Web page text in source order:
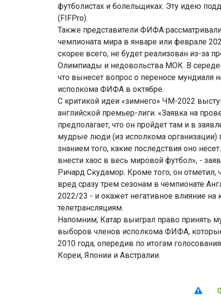
футболистах и болельщиках. Эту идею
(FIFPro).
Также представители ФИФА
чемпионата мира в январе или феврале
скорее всего, не будет реализован из-за
Олимпиады и недовольства МОК. В
что вынесет вопрос о переносе мундиаля
исполкома ФИФА в октябре.
С критикой идеи «зимнего» ЧМ-2022
английской премьер-лиги. «Заявка на
предполагает, что он пройдет там и в
мудрые люди (из исполкома
знанием того, какие последствия оно
внести хаос в весь мировой футбол», -
Ричард Скудамор. Кроме того, он отметил,
вред сразу трем сезонам в чемпионате
2022/23 - и окажет негативное влияние на
телетрансляциям.
Напомним, Катар выиграл право принять
выборов членов исполкома ФИФА,
2010 года, опередив по итогам
Кореи, Японии и Австралии.
0